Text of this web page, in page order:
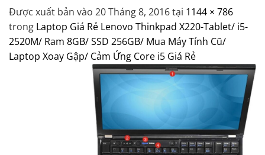
Được xuất bản vào 20 Tháng 8, 2016tại 1144 × 786
trong Laptop Giá Rẻ Lenovo Thinkpad X220-Tablet/ i5-
2520M/ Ram 8GB/ SSD 256GB/ Mua Máy Tính Cũ/
Laptop Xoay Gập/ Cảm Ứng Core i5 Giá Rẻ